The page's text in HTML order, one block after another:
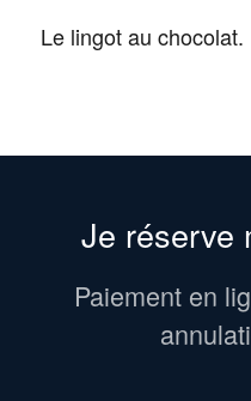
Le lingot au chocolat.
Je réserve
Paiement en